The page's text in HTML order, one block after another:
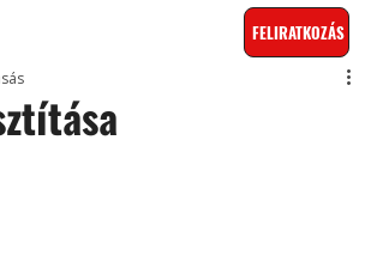
FELIRATKOZÁS